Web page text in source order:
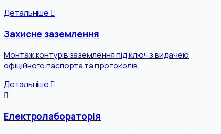
Детальніше
Захисне заземлення
Монтаж контурів заземлення під ключ з видачею
офіційного паспорта та протоколів.
Детальніше
Електролабораторія